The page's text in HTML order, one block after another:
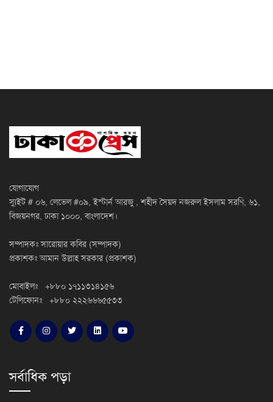
যোগাযোগ
স্যুইট # ০৬, লেভেল #০৯, ইস্টার্ন আরজু , শহীদ সৈয়দ নজরুল ইসলাম সরণি, ৬১,
বিজয়নগর, ঢাকা ১০০০, বাংলাদেশ।
সম্পাদকঃ সারোয়ার কবির (সম্পাদক)
প্রকাশকঃ আমান উল্লাহ সরকার (প্রকাশক)
মোবাইলঃ +৮৮০ ১৭১১৩১৪১৫৬
টেলিফোনঃ +৮৮০ ২২২৬৬৬৫৫৩৩
সর্বাধিক পড়া